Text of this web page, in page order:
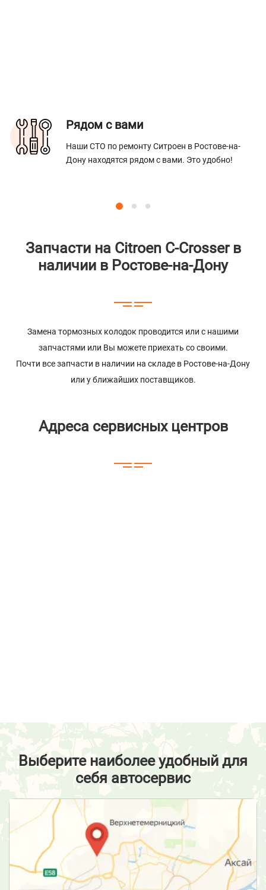
Рядом с вами
Наши СТО по ремонту Ситроен в Ростове-на-
Дону находятся рядом с вами. Это удобно!
Запчасти на Citroen C-Crosser в
наличии в Ростове-на-Дону
Замена тормозных колодок проводится или с нашими
запчастями или Вы можете приехать со своими.
Почти все запчасти в наличии на складе в Ростове-на-Дону
или у ближайших поставщиков.
Адреса сервисных центров
Выберите наиболее удобный для
себя автосервис